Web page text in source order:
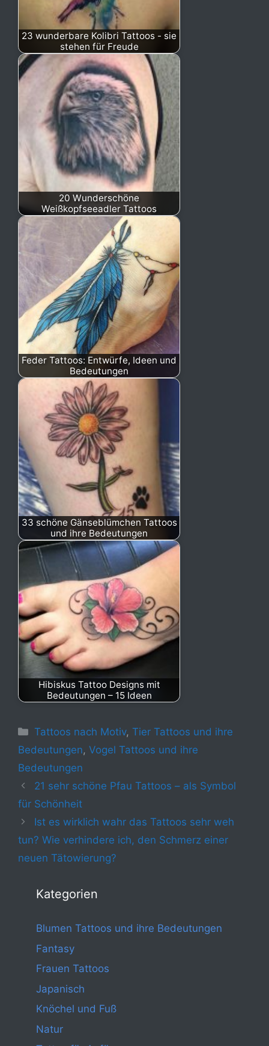
23 wunderbare Kolibri Tattoos - sie
stehen für Freude
20 Wunderschöne
Weißkopfseeadler Tattoos
Feder Tattoos: Entwürfe, Ideen und
Bedeutungen
33 schöne Gänseblümchen Tattoos
und ihre Bedeutungen
Hibiskus Tattoo Designs mit
Bedeutungen – 15 Ideen
Kategorien
Tattoos nach Motiv, Tier Tattoos und ihre
Bedeutungen, Vogel Tattoos und ihre
Bedeutungen
21 sehr schöne Pfau Tattoos – als Symbol
für Schönheit
Ist es wirklich wahr das Tattoos sehr weh
tun? Wie verhindere ich, den Schmerz einer
neuen Tätowierung?
Kategorien
Blumen Tattoos und ihre Bedeutungen
Fantasy
Frauen Tattoos
Japanisch
Knöchel und Fuß
Natur